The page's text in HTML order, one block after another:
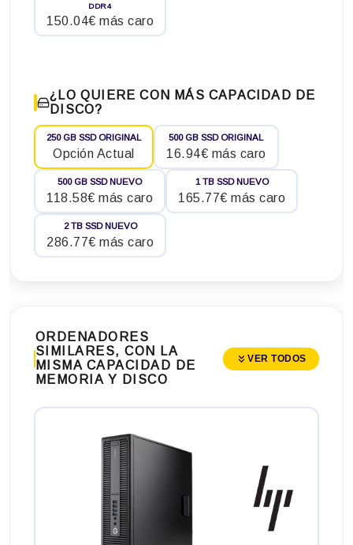
DDR4
150.04€ más caro
¿LO QUIERE CON MÁS CAPACIDAD DE
DISCO?
250 GB SSD ORIGINAL
Opción Actual
500 GB SSD ORIGINAL
16.94€ más caro
500 GB SSD NUEVO
118.58€ más caro
1 TB SSD NUEVO
165.77€ más caro
2 TB SSD NUEVO
286.77€ más caro
ORDENADORES
SIMILARES, CON LA
MISMA CAPACIDAD DE
MEMORIA Y DISCO
VER TODOS